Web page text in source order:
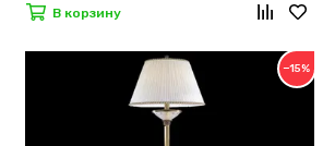
В корзину
−15%